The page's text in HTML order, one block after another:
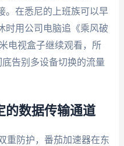
。在悉尼的上班族可以早
时用公司电脑追《乘风破
电视盒子继续观看，所
告别多设备切换的流量
的数据传输通道
重防护，番茄加速器在东